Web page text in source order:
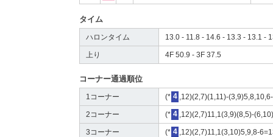
タイム
ハロンタイム 13.0 - 11.8 - 14.6 - 13.3 - 13.1 -
上り 4F 50.9 - 3F 37.5
コーナー通過順位
1コーナー (* 4 ,12)(2,7)(1,11)-
2コーナー (* 4 ,12)(2,7)11,1(3,9)(8,5)-
3コーナー (* 4 ,12)(2,7)11,1(3,10)5,9,8-